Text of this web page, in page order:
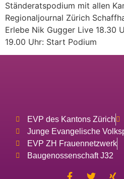
Ständeratspodium mit allen
Regionaljournal Zürich
Erlebe Nik Gugger Live 18.30
19.00 Uhr: Start Podium
EVP des Kantons Zürich
Junge Evangelische
EVP ZH Frauennetzwerk
Baugenossenschaft J32